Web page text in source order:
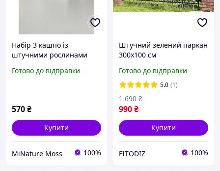
Набір 3 кашпо із
штучними рослинами
Готово до відправки
570₴
Купити
MiNature Moss 100%
Штучний зелений паркан
300х100 см
Готово до відправки
5.0 (1)
990₴
1 690 ₴
Купити
FITODIZ 100%